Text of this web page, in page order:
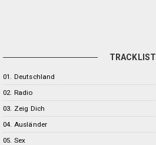
TRACKLIST
01. Deutschland
02. Radio
03. Zeig Dich
04. Ausländer
05. Sex